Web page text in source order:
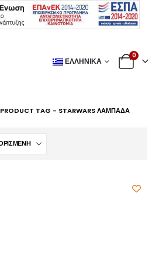
ΕΛΛΗΝΙΚΆ
0
PRODUCT TAG - STARWARS ΛΑΜΠΆΔΑ